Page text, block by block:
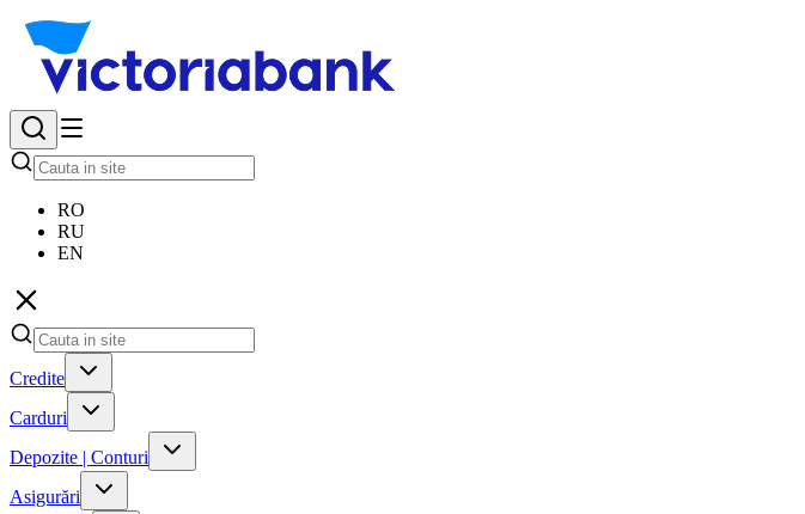
RO
RU
EN
Credite
Carduri
Depozite | Conturi
Asigurări